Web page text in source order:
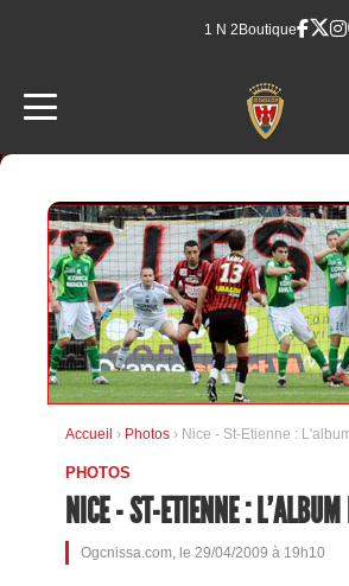
1 N 2 Boutique
Accueil › Photos › Nice - St-Etienne :
PHOTOS
NICE - ST-ETIENNE : L'ALBUM
Ogcnissa.com, le 29/04/2009 à 19h10